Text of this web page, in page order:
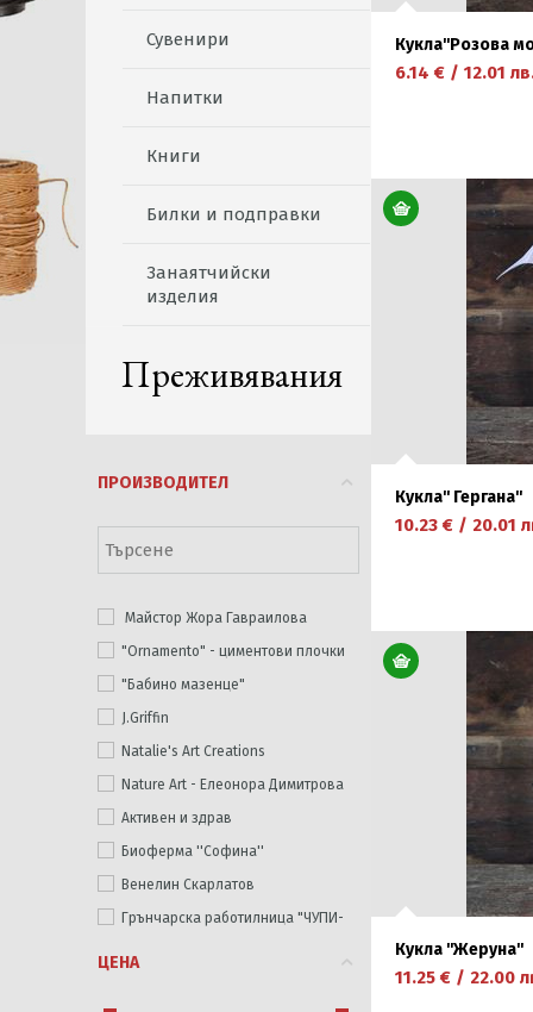
Сувенири
Напитки
Книги
Билки и подправки
Занаятчийски
изделия
Преживявания
ПРОИЗВОДИТЕЛ
Майстор Жора Гавраилова
"Ornamento" - циментови плочки
"Бабино мазенце"
J.Griffin
Natalie's Art Creations
Nature Art - Елеонора Димитрова
Активен и здрав
Биоферма ''Софина''
Венелин Скарлатов
Грънчарска работилница "ЧУПИ-
ЦЕНА
Кукла''Розова
6.14 € / 12.01
научете повече
Кукла'' Гергана''
10.23 € / 20.01
научете повече
Кукла ''Жеруна''
11.25 € / 22.00